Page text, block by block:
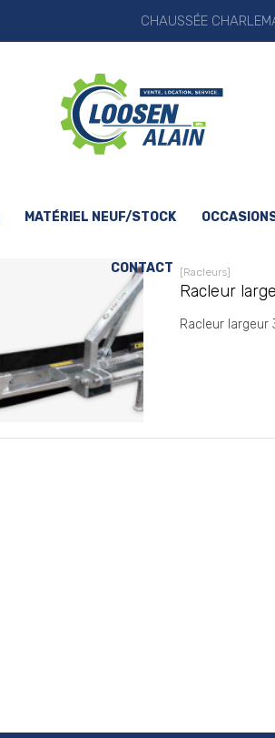
CHAUSSÉE
MATÉRIEL NEUF/STOCK
CONTACT [Racleurs]
Racleur
Racleur